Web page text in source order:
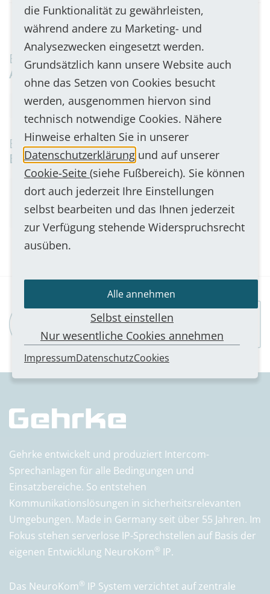
Besonders beliebt in folgenden
Anwendungen
Feuerwehrkonferenz Konferenzschaltung
Besonders geeignet für folgende
Einsatzorte
Aufzug Fertigungsbereiche Feuerwehr
Hochhäuser Polizei
Trust Banner
Gehrke entwickelt und produziert Intercom-
Sprechanlagen für alle Bedingungen und
Einsatzbereiche. So entstehen
Kommunikationslösungen in sicherheitsrelevanten
Umgebungen. Made in Germany seit über 55 Jahren. Im
Fokus stehen serverlose IP-Sprechstellen auf Basis der
eigenen Entwicklung NeuroKom® IP.
Das NeuroKom® IP System verzichtet auf zentrale
die Funktionalität zu gewährleisten,
während andere zu Marketing- und
Analysezwecken eingesetzt werden.
Grundsätzlich kann unsere Website auch
ohne das Setzen von Cookies besucht
werden, ausgenommen hiervon sind
technisch notwendige Cookies. Nähere
Hinweise erhalten Sie in unserer
Datenschutzerklärung und auf unserer
Cookie-Seite (siehe Fußbereich). Sie können
dort auch jederzeit Ihre Einstellungen
selbst bearbeiten und das Ihnen jederzeit
zur Verfügung stehende Widerspruchsrecht
ausüben.
Alle annehmen
Selbst einstellen
Nur wesentliche Cookies annehmen
ImpressumDatenschutzCookies